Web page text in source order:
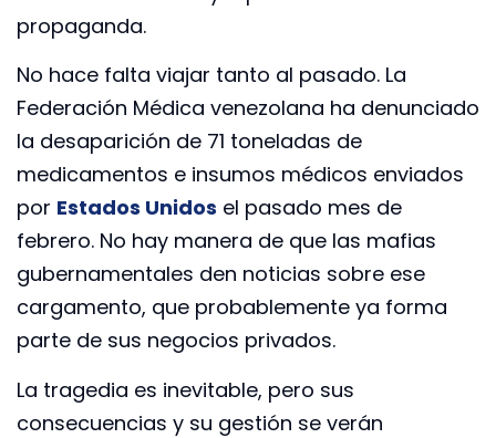
propaganda.
No hace falta viajar tanto al pasado. La
Federación Médica venezolana ha denunciado
la desaparición de 71 toneladas de
medicamentos e insumos médicos enviados
por Estados Unidos el pasado mes de
febrero. No hay manera de que las mafias
gubernamentales den noticias sobre ese
cargamento, que probablemente ya forma
parte de sus negocios privados.
La tragedia es inevitable, pero sus
consecuencias y su gestión se verán